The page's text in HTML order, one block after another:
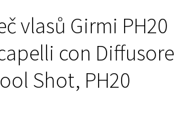
vlasů Girmi PH20
con Diffusore
Shot, PH20